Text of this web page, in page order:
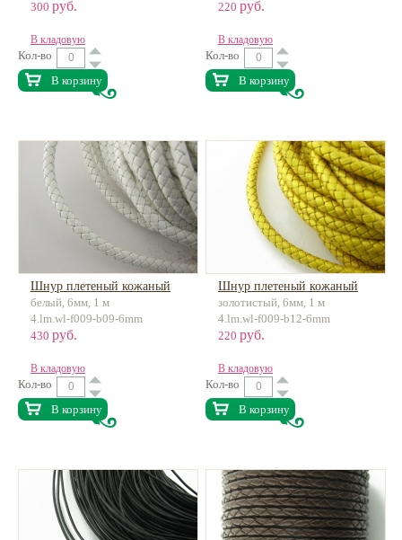
300 руб.
В кладовую
Кол-во
В корзину
220 руб.
В кладовую
Кол-во
В корзину
Шнур плетеный кожаный
белый, 6мм, 1 м
4.lm.wl-f009-b09-6mm
430 руб.
В кладовую
Кол-во
В корзину
Шнур плетеный кожаный
золотистый, 6мм, 1 м
4.lm.wl-f009-b12-6mm
220 руб.
В кладовую
Кол-во
В корзину